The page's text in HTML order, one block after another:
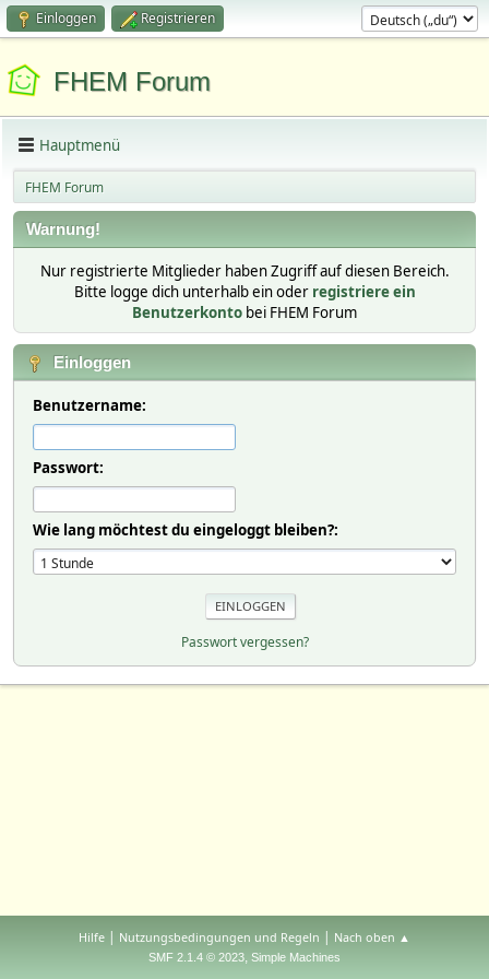
Einloggen Registrieren
FHEM Forum
Hauptmenü
FHEM Forum
Warnung!
Nur registrierte Mitglieder haben Zugriff auf diesen Bereich.
Bitte logge dich unterhalb ein oder registriere ein
Benutzerkonto bei FHEM Forum
Einloggen
Benutzername:
Passwort:
Wie lang möchtest du eingeloggt bleiben?:
Passwort vergessen?
Hilfe | Nutzungsbedingungen und Regeln | Nach oben ▲
SMF 2.1.4 © 2023, Simple Machines